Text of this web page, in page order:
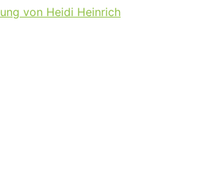
von Heidi Heinrich